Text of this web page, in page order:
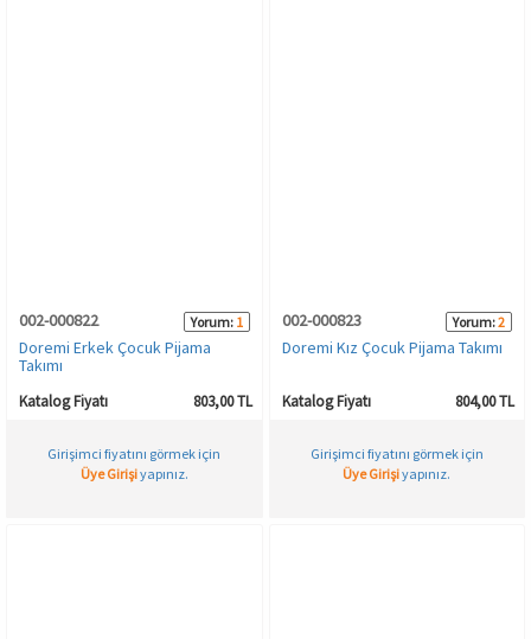
002-000822 Yorum: 1
Doremi Erkek Çocuk Pijama
Takımı
Katalog Fiyatı 803,00 TL
Girişimci fiyatını görmek için
Üye Girişiyapınız.
002-000823 Yorum:2
Doremi Kız Çocuk Pijama Takımı
Katalog Fiyatı 804,00 TL
Girişimci fiyatını görmek için
Üye Girişiyapınız.